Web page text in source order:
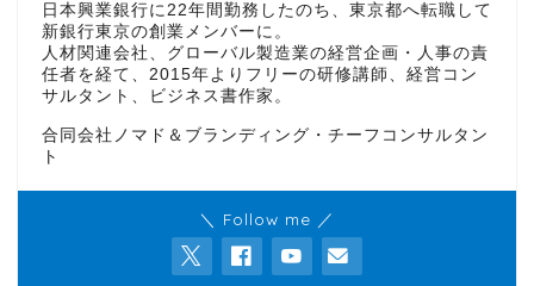
日本興業銀行に22年間勤務したのち、東京都へ転職して
新銀行東京の創業メンバーに。
人材関連会社、グローバル製造業の経営企画・人事の責
任者を経て、2015年よりフリーの研修講師、経営コン
サルタント、ビジネス書作家。
合同会社ノマド＆ブランディング・チーフコンサルタン
ト
＼ Follow me ／